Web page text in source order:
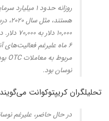
روزانه حدود ۱
۶ ماه علیرغم
نوسان بود.
تحلیلگران کریپتوکوانت
در حال حاضر، علیرغم